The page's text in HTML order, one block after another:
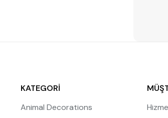
KATEGORİ
Animal Decorations